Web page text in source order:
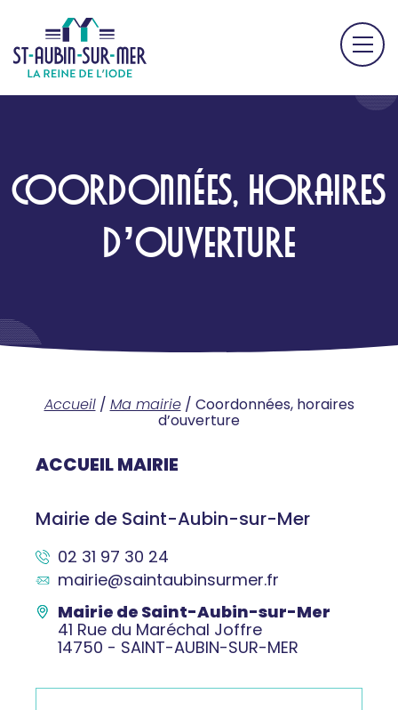
COORDONNÉES, HORAIRES
D’OUVERTURE
Accueil/ Ma mairie/ Coordonnées, horaires
d’ouverture
ACCUEIL MAIRIE
Mairie de Saint-Aubin-sur-Mer
02 31 97 30 24
mairie@saintaubinsurmer.fr
Mairie de Saint-Aubin-sur-Mer
41 Rue du Maréchal Joffre
14750 - SAINT-AUBIN-SUR-MER